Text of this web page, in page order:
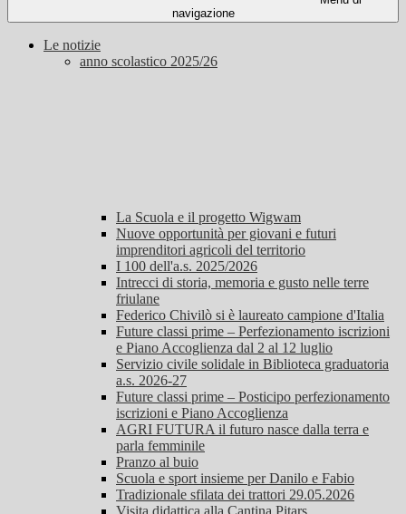
navigazione
Le notizie
anno scolastico 2025/26
La Scuola e il progetto Wigwam
Nuove opportunità per giovani e futuri
imprenditori agricoli del territorio
I 100 dell'a.s. 2025/2026
Intrecci di storia, memoria e gusto nelle terre
friulane
Federico Chivilò si è laureato campione d'Italia
Future classi prime – Perfezionamento iscrizioni
e Piano Accoglienza dal 2 al 12 luglio
Servizio civile solidale in Biblioteca graduatoria
a.s. 2026-27
Future classi prime – Posticipo perfezionamento
iscrizioni e Piano Accoglienza
AGRI FUTURA il futuro nasce dalla terra e
parla femminile
Pranzo al buio
Scuola e sport insieme per Danilo e Fabio
Tradizionale sfilata dei trattori 29.05.2026